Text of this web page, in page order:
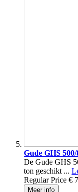
Gude GHS
De Gude GHS
ton geschikt ...
Regular Price €
Meer info